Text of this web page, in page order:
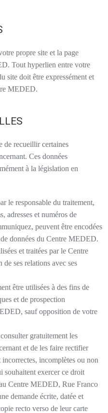
propre site et la page
Tout hyperlien entre votre
site doit être expressément et
MEDED.
de recueillir certaines
Ces données
à la législation en
le responsable du traitement,
adresses et numéros de
peuvent être encodées
données du Centre MEDED.
et traitées par le Centre
ses relations avec ses
être utilisées à des fins de
et de prospection
sauf opposition de votre
gratuitement les
et de les faire rectifier
incorrectes, incomplètes ou non
souhaitent exercer ce droit
Centre MEDED, Rue Franco
demande écrite, datée et
recto verso de leur carte